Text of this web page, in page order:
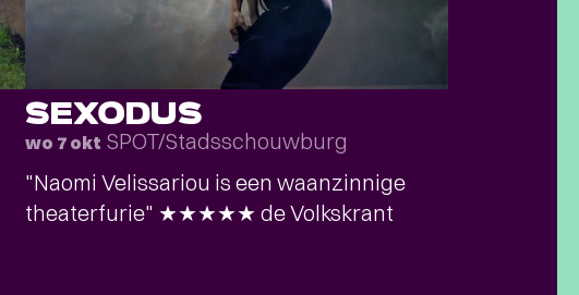
SEXODUS
wo 7 okt SPOT/Stadsschouwburg
"Naomi Velissariou is een waanzinnige
theaterfurie" ★★★★★ de Volkskrant